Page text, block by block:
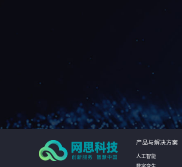
产品与解决方案
人工智能